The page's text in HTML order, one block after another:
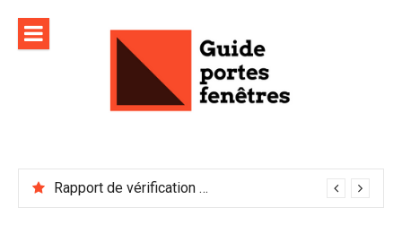
contenu
Rapport de vérification sécurité : à conserver précieusement